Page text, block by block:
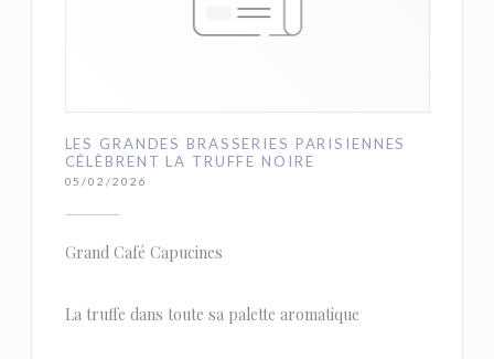
LES GRANDES BRASSERIES PARISIENNES
CÉLÈBRENT LA TRUFFE NOIRE
05/02/2026
Grand Café Capucines
La truffe dans toute sa palette aromatique